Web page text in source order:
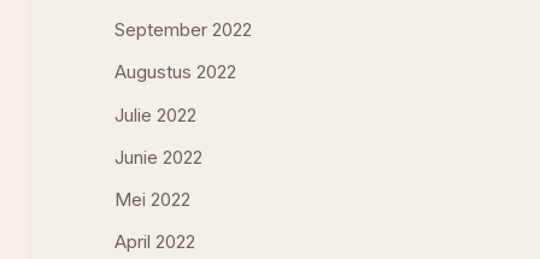
September 2022
Augustus 2022
Julie 2022
Junie 2022
Mei 2022
April 2022